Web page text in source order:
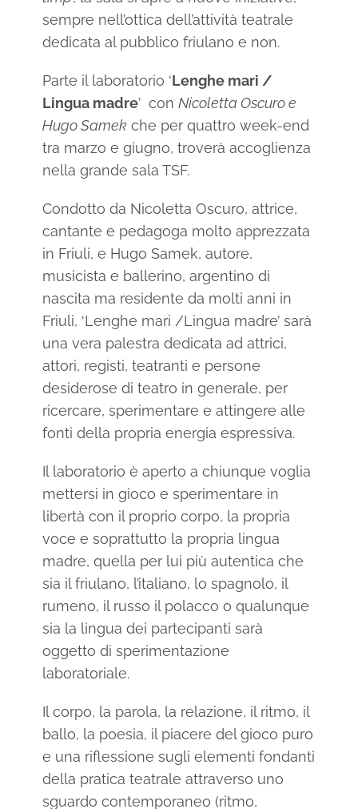
sempre nell’ottica dell’attività teatrale
dedicata al pubblico friulano e non.
Parte il laboratorio ‘Lenghe mari /
Lingua madre’ con Nicoletta Oscuro e
Hugo Samekche per quattro week-end
tra marzo e giugno, troverà accoglienza
nella grande sala TSF.
Condotto da Nicoletta Oscuro, attrice,
cantante e pedagoga molto apprezzata
in Friuli, e Hugo Samek, autore,
musicista e ballerino, argentino di
nascita ma residente da molti anni in
Friuli, ‘Lenghe mari /Lingua madre’ sarà
una vera palestra dedicata ad attrici,
attori, registi, teatranti e persone
desiderose di teatro in generale, per
ricercare, sperimentare e attingere alle
fonti della propria energia espressiva.
Il laboratorio è aperto a chiunque voglia
mettersi in gioco e sperimentare in
libertà con il proprio corpo, la propria
voce e soprattutto la propria lingua
madre, quella per lui più autentica che
sia il friulano, l’italiano, lo spagnolo, il
rumeno, il russo il polacco o qualunque
sia la lingua dei partecipanti sarà
oggetto di sperimentazione
laboratoriale.
Il corpo, la parola, la relazione, il ritmo, il
ballo, la poesia, il piacere del gioco puro
e una riflessione sugli elementi fondanti
della pratica teatrale attraverso uno
sguardo contemporaneo (ritmo,